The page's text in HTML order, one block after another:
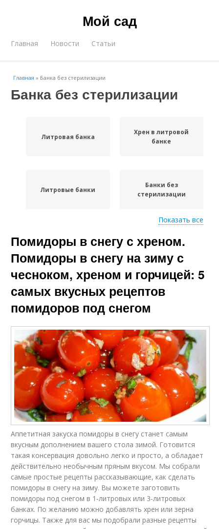
Мой сад
Главная Новости Статьи
Главная » Банка без стерилизации
Банка без стерилизации
Литровая банка
Хрен в литровой
банке
Литровые банки
Банки без
стерилизации
Рецепт на литровую
банку
Приготовления на
литровую банку
Опёнки в банках
Опёнки без
Показать все
Помидоры в снегу с хреном.
Помидоры в снегу на зиму с
чесноком, хреном и горчицей: 5
самых вкусных рецептов
помидоров под снегом
Аппетитная закуска помидоры в снегу станет самым
вкусным дополнением вашего стола зимой. Готовится
такая консервация довольно легко и просто, а обладает
действительно необычным пряным вкусом. Мы собрали
самые простые рецепты рассказывающие, как сделать
помидоры в снегу на зиму. Вы можете заготовить
помидоры под снегом в 1-литровых или 3-литровых
банках. По желанию можно добавлять хрен или зерна
горчицы. Также для вас мы подобрали разные рецепты